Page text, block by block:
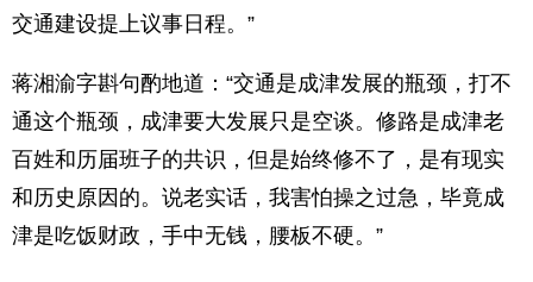
交通建设提上议事日程。”
蒋湘渝字斟句酌地道：“交通是成津发展的瓶颈，打不
通这个瓶颈，成津要大发展只是空谈。修路是成津老
百姓和历届班子的共识，但是始终修不了，是有现实
和历史原因的。说老实话，我害怕操之过急，毕竟成
津是吃饭财政，手中无钱，腰板不硬。”